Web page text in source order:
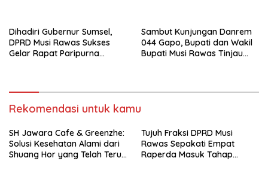
Jalan di Kawasan HTI
Dihadiri Gubernur Sumsel,
DPRD Musi Rawas Sukses
Gelar Rapat Paripurna
Sambut Kunjungan Danrem
044 Gapo, Bupati dan Wakil
Bupati Musi Rawas Tinjau
Rekomendasi untuk kamu
SH Jawara Cafe & Greenzhe:
Solusi Kesehatan Alami dari
Shuang Hor yang Telah Teruji
Tujuh Fraksi DPRD Musi
Rawas Sepakati Empat
Raperda Masuk Tahap